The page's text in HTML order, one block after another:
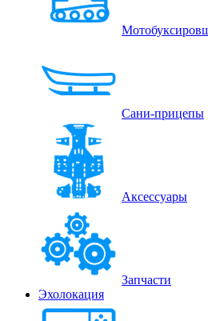
Сани-прицепы
Аксессуары
Запчасти
Эхолокация